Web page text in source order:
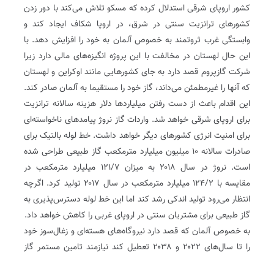
کشور اروپای شرقی استدلال کرده که مسکو تلاش می‌کند با دور زدن
کشورهای ترانزیت سنتی در شرق، در اروپا شکاف ایجاد کند و
وابستگی غرب ثروتمند به خصوص آلمان به خود را افزایش دهد. با
این حال لهستان در مخالفت با این پروژه انگیزه‌های مالی دارد زیرا
شرکت گازپروم قصد دارد به جای کشورهایی مانند اوکراین و لهستان
که آنها را غیرمطمئن می‌داند، گاز خود را مستقیما به آلمان صادر کند.
این اقدام باعث از دست رفتن میلیاردها دلار هزینه سالانه ترانزیت
برای اروپای شرقی خواهد شد. واردات گاز نروژ پیامدهای ناخواسته‌ای
برای امنیت انرژی کشورهای دیگر خواهد داشت. خط لوله بالتیک برای
صادرات سالانه ۱۰ میلیون میلیارد مترمکعب گاز طبیعی طراحی شده
است. نروژ در سال ۲۰۱۸ به میزان ۱۲۱/۷ میلیارد مترمکعب در
مقایسه با ۱۲۴/۲ میلیارد مترمکعب در سال ۲۰۱۷ تولید کرد. اگرچه
انتظار می‌رود تولید اندکی رشد کند اما این خط لوله دسترس‌پذیری به
گاز طبیعی برای مشتریان سنتی در اروپای غربی را کاهش خواهد داد.
به خصوص آلمان که قصد دارد نیروگاه‌های هسته‌ای و زغال‌سوز خود
را تا سال‌های ۲۰۲۲ و ۲۰۳۸ تعطیل کند نیازمند تامین مستمر گاز